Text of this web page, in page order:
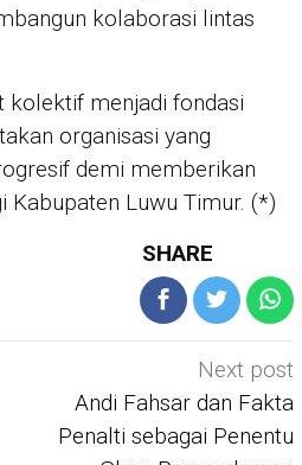
kolaborasi lintas
kolektif menjadi fondasi
organisasi yang
demi memberikan
Kabupaten Luwu Timur. (*)
SHARE
Next post
Andi Fahsar dan Fakta
Penalti sebagai Penentu